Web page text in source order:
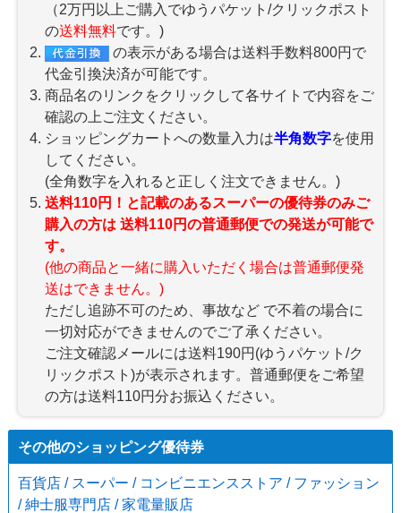
（2万円以上ご購入でゆうパケット/クリックポスト
の送料無料です。)
の表示がある場合は送料手数料800円で
代金引換決済が可能です。
商品名のリンクをクリックして各サイトで内容をご
確認の上ご注文ください。
ショッピングカートへの数量入力は半角数字を使用
してください。
(全角数字を入れると正しく注文できません。)
送料110円！と記載のあるスーパーの優待券のみご
購入の方は 送料110円の普通郵便での発送が可能で
す。
(他の商品と一緒に購入いただく場合は普通郵便発
送はできません。)
ただし追跡不可のため、事故など で不着の場合に
一切対応ができませんのでご了承ください。
ご注文確認メールには送料190円(ゆうパケット/ク
リックポスト)が表示されます。普通郵便をご希望
の方は送料110円分お振込ください。
その他のショッピング優待券
百貨店 / スーパー / コンビニエンスストア / ファッション
/ 紳士服専門店 / 家電量販店